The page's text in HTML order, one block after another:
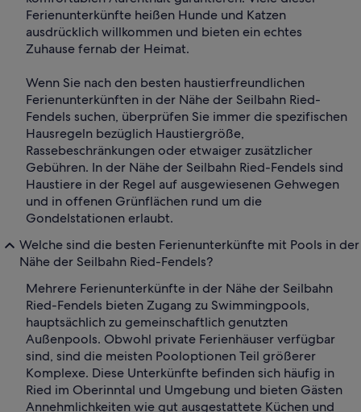
Ferienunterkünfte heißen Hunde und Katzen
ausdrücklich willkommen und bieten ein echtes
Zuhause fernab der Heimat.
Wenn Sie nach den besten haustierfreundlichen
Ferienunterkünften in der Nähe der Seilbahn Ried-
Fendels suchen, überprüfen Sie immer die spezifischen
Hausregeln bezüglich Haustiergröße,
Rassebeschränkungen oder etwaiger zusätzlicher
Gebühren. In der Nähe der Seilbahn Ried-Fendels sind
Haustiere in der Regel auf ausgewiesenen Gehwegen
und in offenen Grünflächen rund um die
Gondelstationen erlaubt.
Welche sind die besten Ferienunterkünfte mit Pools in der
Nähe der Seilbahn Ried-Fendels?
Mehrere Ferienunterkünfte in der Nähe der Seilbahn
Ried-Fendels bieten Zugang zu Swimmingpools,
hauptsächlich zu gemeinschaftlich genutzten
Außenpools. Obwohl private Ferienhäuser verfügbar
sind, sind die meisten Pooloptionen Teil größerer
Komplexe. Diese Unterkünfte befinden sich häufig in
Ried im Oberinntal und Umgebung und bieten Gästen
Annehmlichkeiten wie gut ausgestattete Küchen und